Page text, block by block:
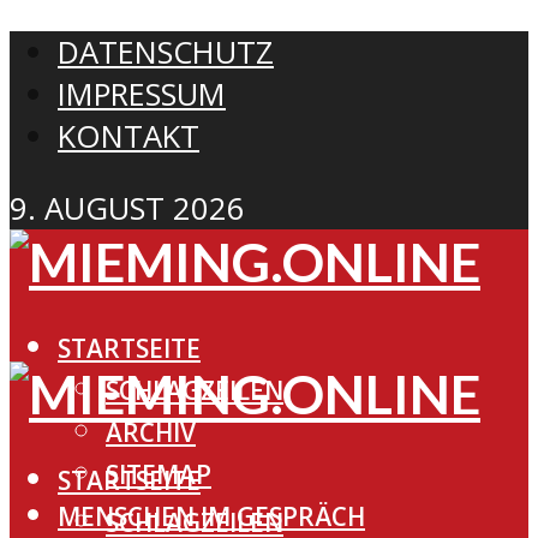
DATENSCHUTZ
IMPRESSUM
KONTAKT
9. AUGUST 2026
STARTSEITE
SCHLAGZEILEN
ARCHIV
SITEMAP
MENSCHEN IM GESPRÄCH
STARTSEITE
SCHLAGZEILEN